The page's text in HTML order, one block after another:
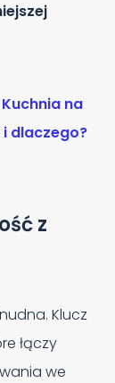
Kuchnia na
dlaczego?
z
Klucz
łączy
we